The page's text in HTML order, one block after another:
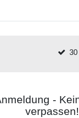
30
-
verpassen!